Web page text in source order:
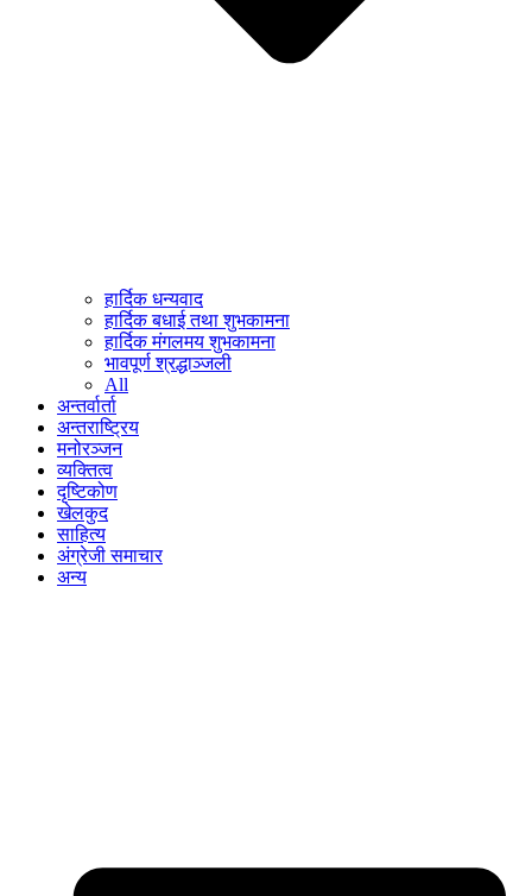
हार्दिक धन्यवाद
हार्दिक बधाई तथा शुभकामना
हार्दिक मंगलमय शुभकामना
भावपूर्ण श्रद्धाञ्जली
All
अन्तर्वार्ता
अन्तराष्ट्रिय
मनोरञ्जन
व्यक्तित्व
दृष्टिकोण
खेलकुद
साहित्य
अंग्रेजी समाचार
अन्य